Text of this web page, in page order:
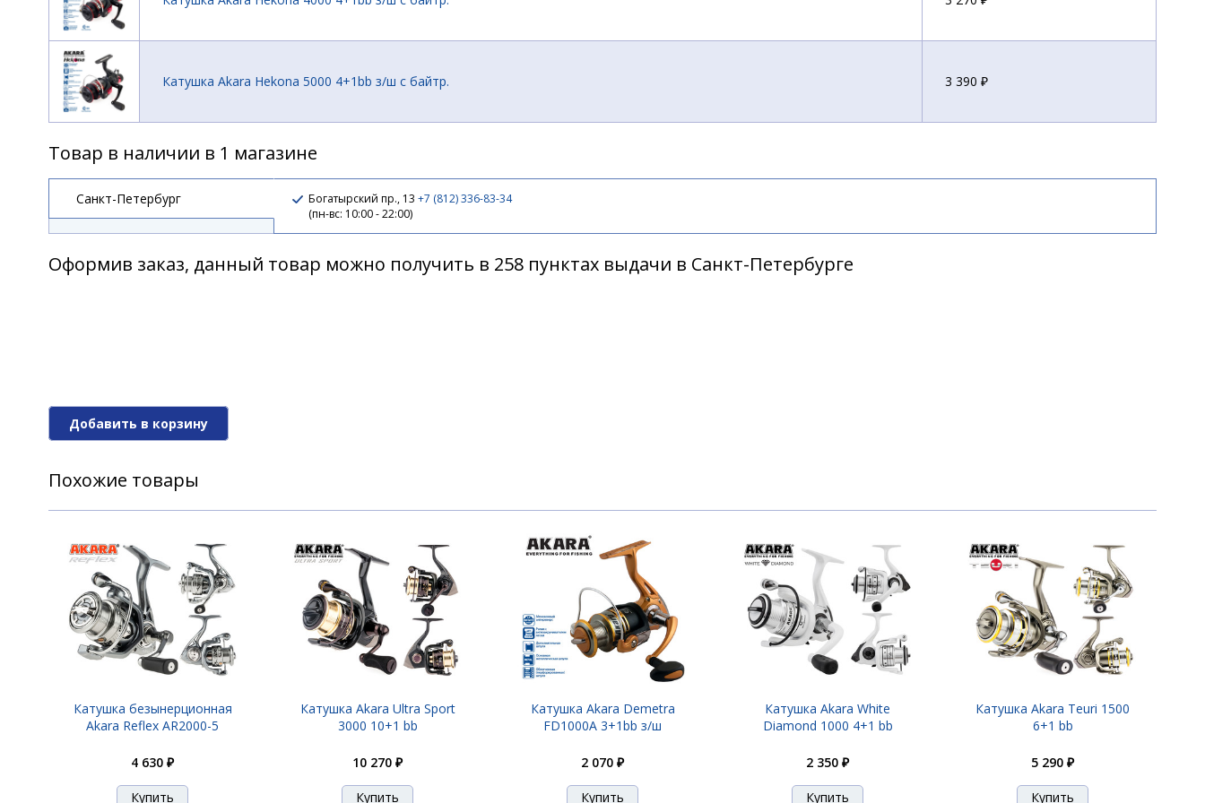
Катушка Akara Hekona 5000 4+1bb з/ш с байтр. 3 390 ₽
Товар в наличии в 1 магазине
Санкт-Петербург Богатырский пр., 13 +7 (812) 336-83-34
(пн-вс: 10:00 - 22:00)
Оформив заказ, данный товар можно получить в 258 пунктах выдачи в Санкт-Петербурге
Добавить в корзину
Похожие товары
Катушка безынерционная
Akara Reflex AR2000-5
4 630 ₽
Катушка Akara Ultra Sport
3000 10+1 bb
10 270 ₽
Катушка Akara Demetra
FD1000A 3+1bb з/ш
2 070 ₽
Катушка Akara White
Diamond 1000 4+1 bb
2 350 ₽
Катушка Akara Teuri 1500
6+1 bb
5 290 ₽